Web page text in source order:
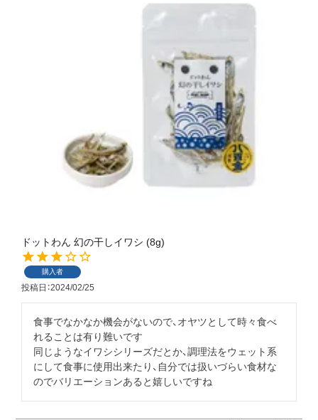
ドットわん 幻の干しイワシ (8g)
購入者
投稿日 2024/02/25
食事でなかなか機会がないので、オヤツとして時々食べ
れることは有り難いです
同じようなイワシシリーズだとか、調理法をウェット系
にして食事に使用出来たり、自分では扱いづらい食材な
のでバリエーションあると嬉しいですね